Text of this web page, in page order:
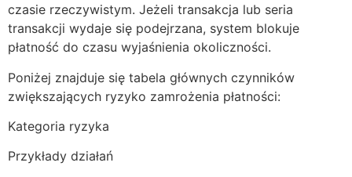
czasie rzeczywistym. Jeżeli transakcja lub seria
transakcji wydaje się podejrzana, system blokuje
płatność do czasu wyjaśnienia okoliczności.
Poniżej znajduje się tabela głównych czynników
zwiększających ryzyko zamrożenia płatności:
Kategoria ryzyka
Przykłady działań